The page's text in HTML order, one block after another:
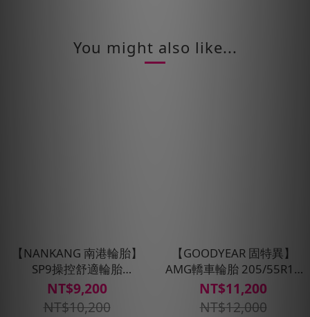
You might also like...
【NANKANG 南港輪胎】
SP9操控舒適輪胎
205/55/R16四入組(含安裝
定位平衡)
NT$9,200
NT$10,200
【GOODYEAR 固特異】
AMG轎車輪胎 205/55R16
四入組(濕抓耐用雙重保護)
含安裝定位平衡
NT$11,200
NT$12,000